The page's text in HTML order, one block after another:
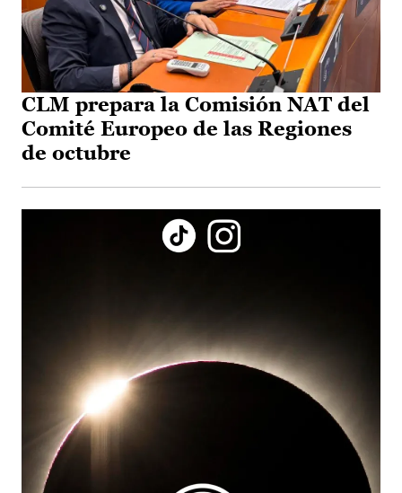
CLM prepara la Comisión NAT del
Comité Europeo de las Regiones
de octubre